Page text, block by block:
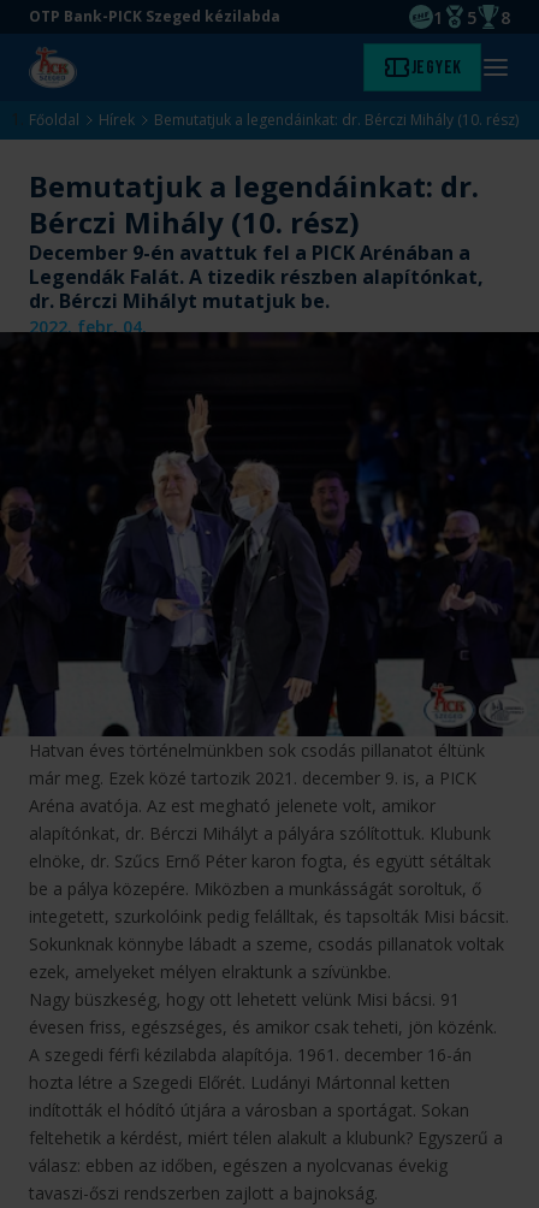
Ugrás
tartalomra
Ugrás
aljára
OTP Bank-PICK Szeged kézilabda
EHF
1
Magyar
5 8
Kezdőlap Jegyek Menü
Főoldal Hírek Bemutatjuk a legendáinkat: dr. Bérczi Mihály (10. rész)
Bemutatjuk a legendáinkat: dr.
Bérczi Mihály (10. rész)
December 9-én avattuk fel a PICK Arénában a
Legendák Falát. A tizedik részben alapítónkat,
dr. Bérczi Mihályt mutatjuk be.
2022. febr. 04.
Hatvan éves történelmünkben sok csodás pillanatot éltünk
már meg. Ezek közé tartozik 2021. december 9. is, a PICK
Aréna avatója. Az est megható jelenete volt, amikor
alapítónkat, dr. Bérczi Mihályt a pályára szólítottuk. Klubunk
elnöke, dr. Szűcs Ernő Péter karon fogta, és együtt sétáltak
be a pálya közepére. Miközben a munkásságát soroltuk, ő
integetett, szurkolóink pedig felálltak, és tapsolták Misi bácsit.
Sokunknak könnybe lábadt a szeme, csodás pillanatok voltak
ezek, amelyeket mélyen elraktunk a szívünkbe.
Nagy büszkeség, hogy ott lehetett velünk Misi bácsi. 91
évesen friss, egészséges, és amikor csak teheti, jön közénk.
A szegedi férfi kézilabda alapítója. 1961. december 16-án
hozta létre a Szegedi Előrét. Ludányi Mártonnal ketten
indították el hódító útjára a városban a sportágat. Sokan
feltehetik a kérdést, miért télen alakult a klubunk? Egyszerű a
válasz: ebben az időben, egészen a nyolcvanas évekig
tavaszi-őszi rendszerben zajlott a bajnokság.